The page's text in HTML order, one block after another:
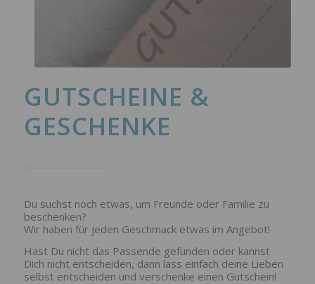
GUTSCHEINE &
GESCHENKE
Du suchst noch etwas, um Freunde oder Familie zu
beschenken?
Wir haben für jeden Geschmack etwas im Angebot!
Hast Du nicht das Passende gefunden oder kannst
Dich nicht entscheiden, dann lass einfach deine Lieben
selbst entscheiden und verschenke einen Gutschein!